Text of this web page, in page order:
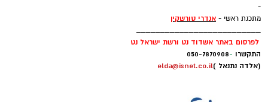
-
מתכנת ראשי - אנדרי טורשקין
__________________________
לפרסום באתר אשדוד נט ורשת ישראל נט
התקשרו -
050-7870908
(אלדה נתנאל )elda@isnet.co.il